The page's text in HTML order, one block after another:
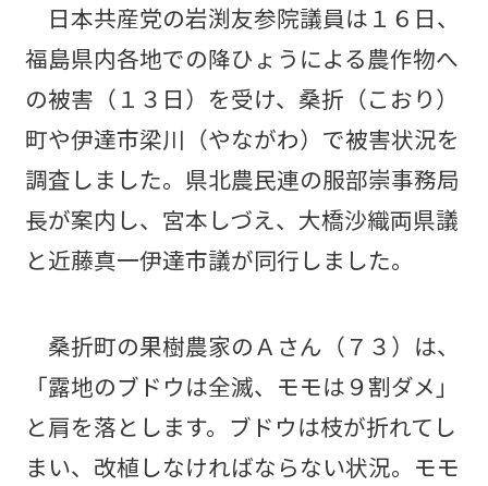
日本共産党の岩渕友参院議員は１６日、
福島県内各地での降ひょうによる農作物へ
の被害（１３日）を受け、桑折（こおり）
町や伊達市梁川（やながわ）で被害状況を
調査しました。県北農民連の服部崇事務局
長が案内し、宮本しづえ、大橋沙織両県議
と近藤真一伊達市議が同行しました。
桑折町の果樹農家のＡさん（７３）は、
「露地のブドウは全滅、モモは９割ダメ」
と肩を落とします。ブドウは枝が折れてし
まい、改植しなければならない状況。モモ